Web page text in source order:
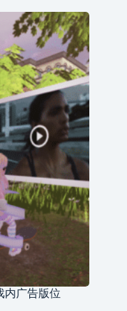
内广告版位